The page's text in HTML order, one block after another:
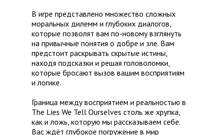
В игре представлено множество сложных
моральных дилемм и глубоких диалогов,
которые позволят вам по-новому взглянуть
на привычные понятия о добре и зле. Вам
предстоит раскрывать скрытые истины,
находя подсказки и решая головоломки,
которые бросают вызов вашим восприятиям
и логике.
Граница между восприятием и реальностью в
The Lies We Tell Ourselves столь же хрупка,
как и ложь, которую мы рассказываем себе.
Вас ждёт глубокое погружение в мир